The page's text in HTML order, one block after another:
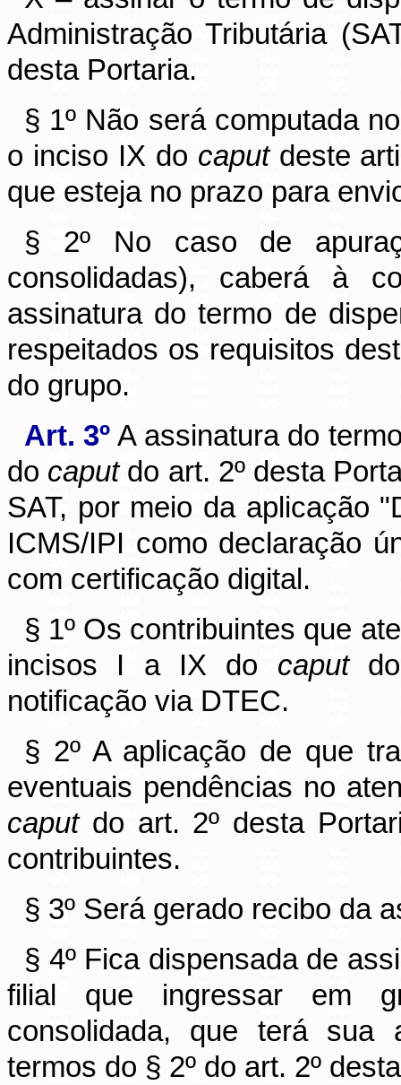
Administração Tributária
desta Portaria.
§ 1º Não será computada
o inciso IX do caputdeste
que esteja no prazo para
§ 2º No caso de
consolidadas), caberá à
assinatura do termo de
respeitados os requisitos
do grupo.
Art. 3º A assinatura do
do caputdo art. 2º desta
SAT, por meio da aplicação
ICMS/IPI como declaração
com certificação digital.
§ 1º Os contribuintes que
incisos I a IX do caputdo
notificação via DTEC.
§ 2º A aplicação de que
eventuais pendências no
caputdo art. 2º desta
contribuintes.
§ 3º Será gerado recibo da
§ 4º Fica dispensada de
filial que ingressar em
consolidada, que terá sua
termos do § 2º do art. 2º